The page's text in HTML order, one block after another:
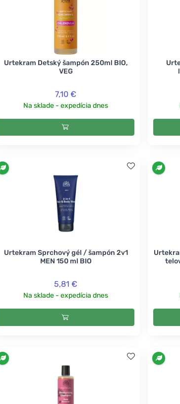
Urtekram Detský šampón 250ml BIO,
VEG
7,10 €
Na sklade - expedícia dnes
Urtekram Sprchový gél / šampón 2v1
MEN 150 ml BIO
5,81 €
Na sklade - expedícia dnes